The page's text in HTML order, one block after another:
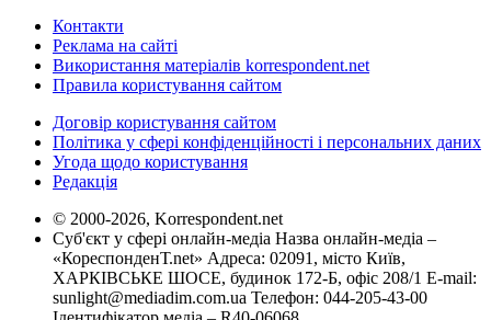
Контакти
Реклама на сайті
Використання матеріалів korrespondent.net
Правила користування сайтом
Договір користування сайтом
Політика у сфері конфіденційності і персональних даних
Угода щодо користування
Редакція
© 2000-2026, Korrespondent.net
Суб'єкт у сфері онлайн-медіа Назва онлайн-медіа –
«КореспонденТ.net» Адреса: 02091, місто Київ,
ХАРКІВСЬКЕ ШОСЕ, будинок 172-Б, офіс 208/1 E-mail:
sunlight@mediadim.com.ua Телефон: 044-205-43-00